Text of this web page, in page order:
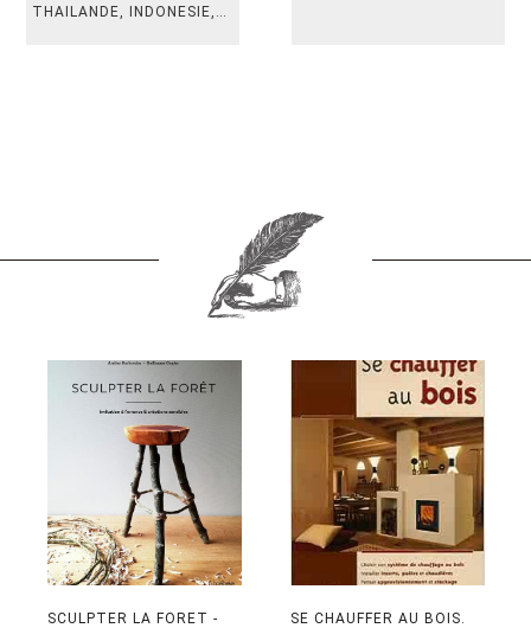
THAILANDE, INDONESIE,
SCULPTER LA FORET -
SE CHAUFFER AU BOIS.